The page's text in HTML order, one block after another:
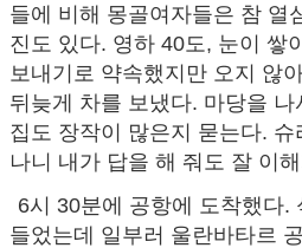
들에 비해 몽골여자들은 참 열
진도 있다. 영하 40도, 눈이 쌓
보내기로 약속했지만 오지 않
뒤늦게 차를 보냈다. 마당을
집도 장작이 많은지 묻는다.
나니 내가 답을 해 줘도 잘 이
6시 30분에 공항에 도착했다.
들었는데 일부러 울란바타르